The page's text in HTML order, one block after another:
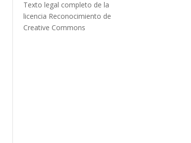
Texto legal completo de la
licencia Reconocimiento de
Creative Commons